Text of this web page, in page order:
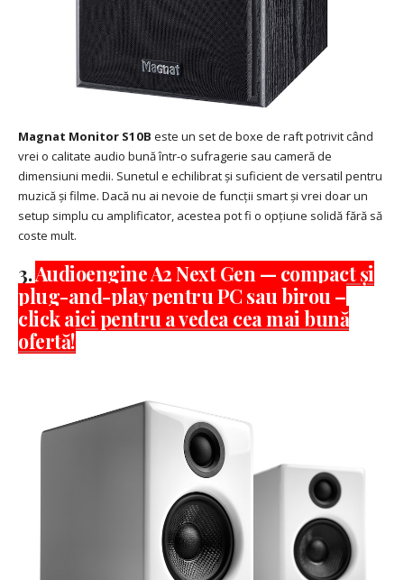
Magnat Monitor S10B este un set de boxe de raft potrivit când
vrei o calitate audio bună într-o sufragerie sau cameră de
dimensiuni medii. Sunetul e echilibrat și suficient de versatil pentru
muzică și filme. Dacă nu ai nevoie de funcții smart și vrei doar un
setup simplu cu amplificator, acestea pot fi o opțiune solidă fără să
coste mult.
3.Audioengine A2 Next Gen — compact și
plug-and-play pentru PC sau birou –
click aici pentru a vedea cea mai bună
ofertă!